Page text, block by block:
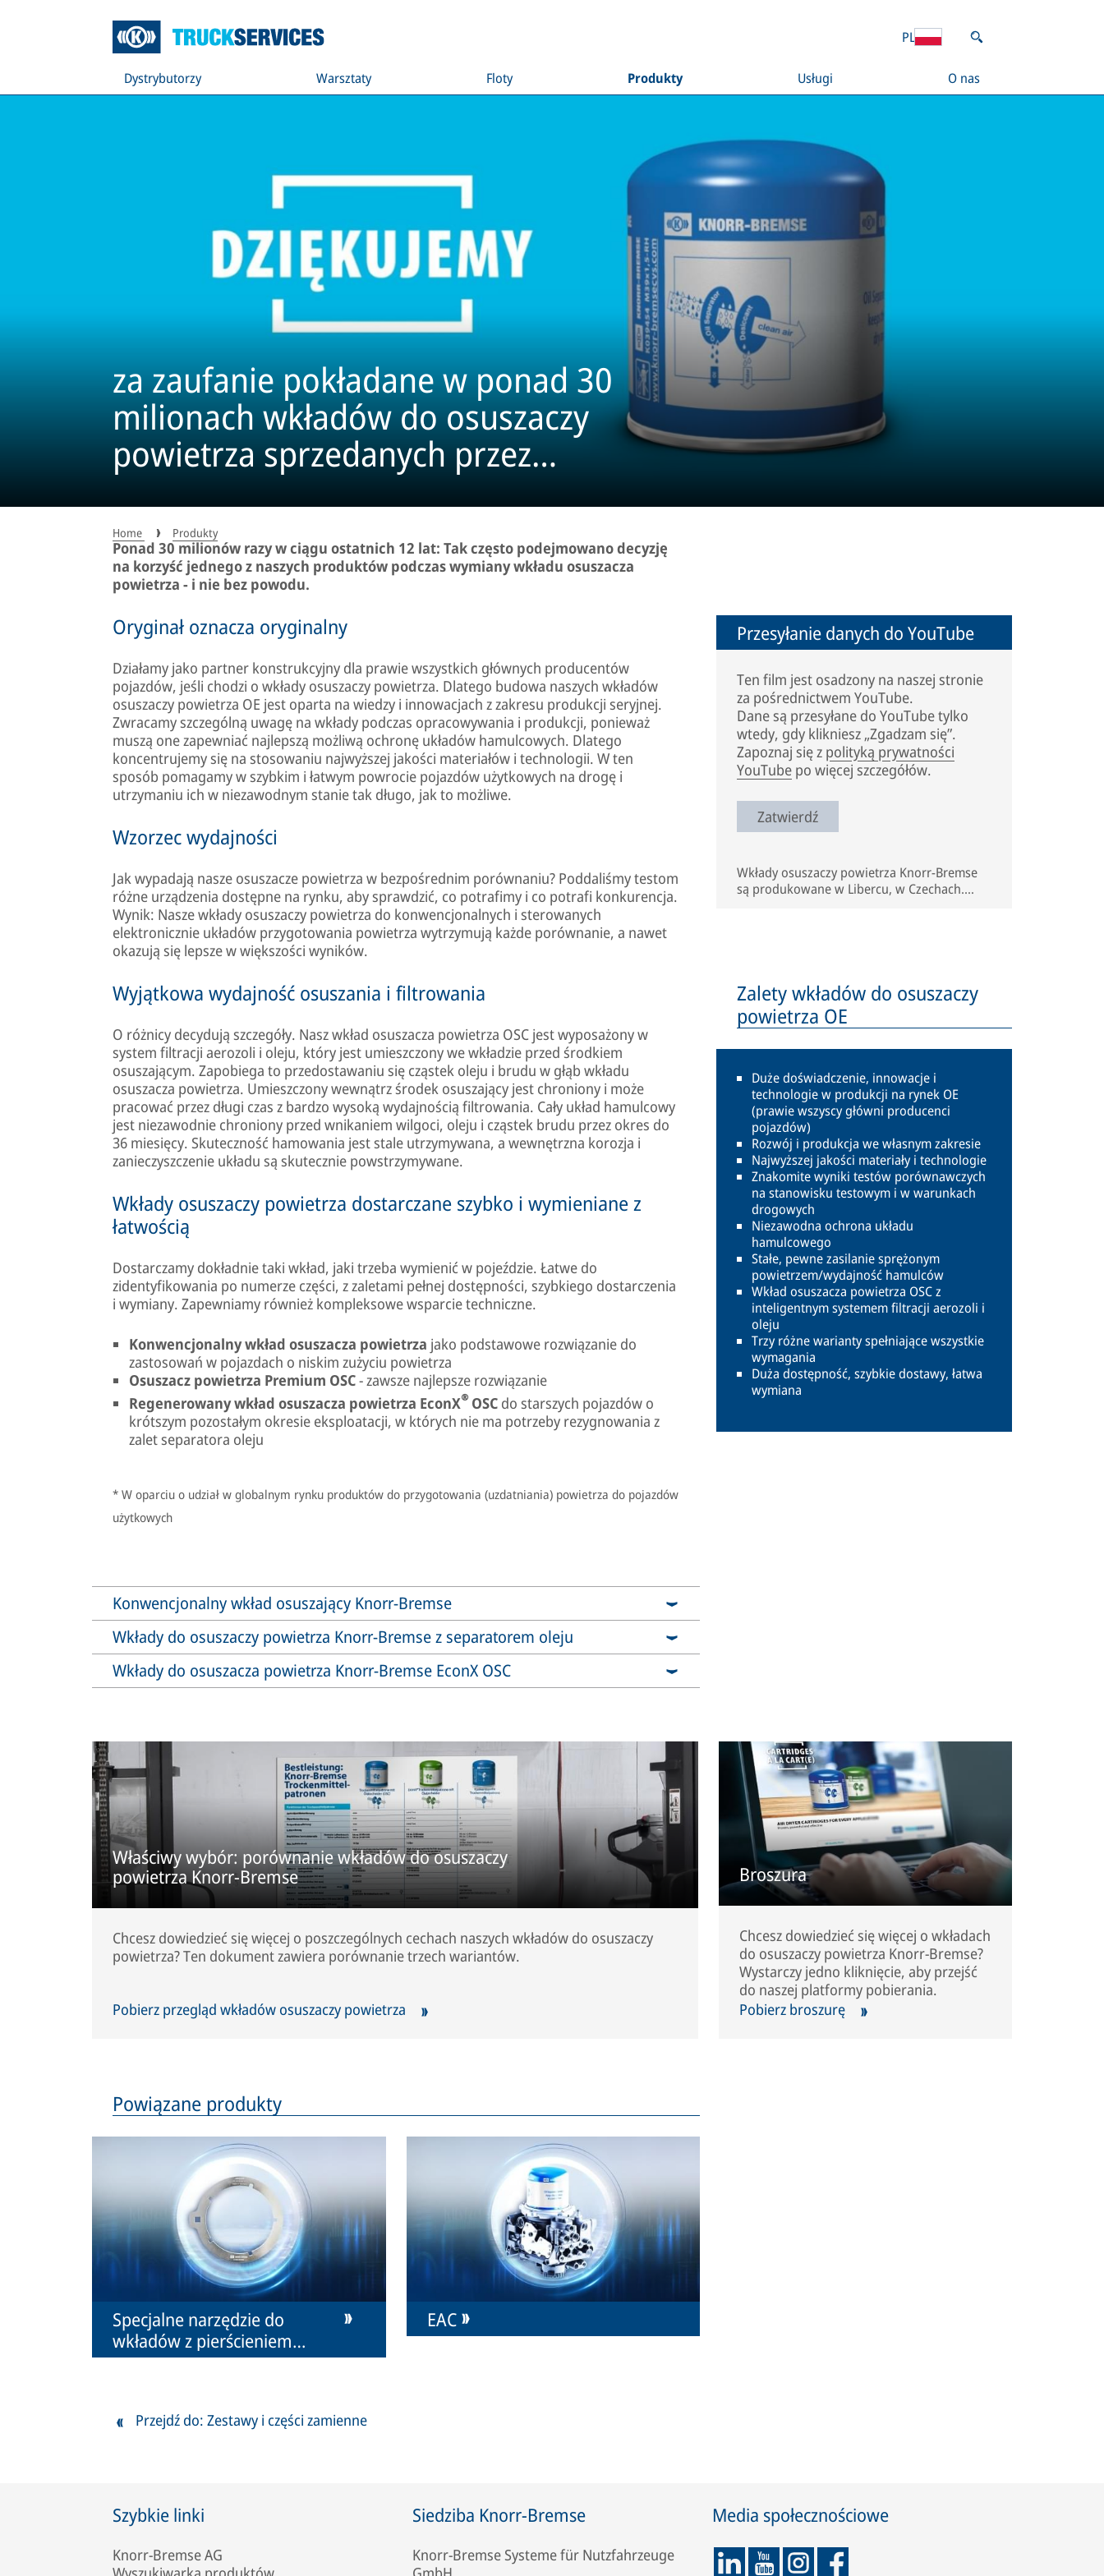
Dystrybutorzy Warsztaty Floty Produkty Usługi O nas
PL
za zaufanie pokładane w ponad 30
milionach wkładów do osuszaczy
powietrza sprzedanych przez
światowego lidera na rynku
oryginalnych części*
Home Produkty
Ponad 30 milionów razy w ciągu ostatnich 12 lat: Tak często podejmowano decyzję
na korzyść jednego z naszych produktów podczas wymiany wkładu osuszacza
powietrza - i nie bez powodu.
Oryginał oznacza oryginalny
Działamy jako partner konstrukcyjny dla prawie wszystkich głównych producentów
pojazdów, jeśli chodzi o wkłady osuszaczy powietrza. Dlatego budowa naszych wkładów
osuszaczy powietrza OE jest oparta na wiedzy i innowacjach z zakresu produkcji seryjnej.
Zwracamy szczególną uwagę na wkłady podczas opracowywania i produkcji, ponieważ
muszą one zapewniać najlepszą możliwą ochronę układów hamulcowych. Dlatego
koncentrujemy się na stosowaniu najwyższej jakości materiałów i technologii. W ten
sposób pomagamy w szybkim i łatwym powrocie pojazdów użytkowych na drogę i
utrzymaniu ich w niezawodnym stanie tak długo, jak to możliwe.
Wzorzec wydajności
Jak wypadają nasze osuszacze powietrza w bezpośrednim porównaniu? Poddaliśmy testom
różne urządzenia dostępne na rynku, aby sprawdzić, co potrafimy i co potrafi konkurencja.
Wynik: Nasze wkłady osuszaczy powietrza do konwencjonalnych i sterowanych
elektronicznie układów przygotowania powietrza wytrzymują każde porównanie, a nawet
okazują się lepsze w większości wyników.
Przesyłanie danych do YouTube
Ten film jest osadzony na naszej stronie
za pośrednictwem YouTube.
Dane są przesyłane do YouTube tylko
wtedy, gdy klikniesz „Zgadzam się”.
Zapoznaj się z polityką prywatności
YouTube po więcej szczegółów.
Zatwierdź
Wkłady osuszaczy powietrza Knorr-Bremse
są produkowane w Libercu, w Czechach.
Wyjątkowa wydajność osuszania i filtrowania
O różnicy decydują szczegóły. Nasz wkład osuszacza powietrza OSC jest wyposażony w
system filtracji aerozoli i oleju, który jest umieszczony we wkładzie przed środkiem
osuszającym. Zapobiega to przedostawaniu się cząstek oleju i brudu w głąb wkładu
osuszacza powietrza. Umieszczony wewnątrz środek osuszający jest chroniony i może
pracować przez długi czas z bardzo wysoką wydajnością filtrowania. Cały układ hamulcowy
jest niezawodnie chroniony przed wnikaniem wilgoci, oleju i cząstek brudu przez okres do
36 miesięcy. Skuteczność hamowania jest stale utrzymywana, a wewnętrzna korozja i
zanieczyszczenie układu są skutecznie powstrzymywane.
Wkłady osuszaczy powietrza dostarczane szybko i wymieniane z
łatwością
Dostarczamy dokładnie taki wkład, jaki trzeba wymienić w pojeździe. Łatwe do
zidentyfikowania po numerze części, z zaletami pełnej dostępności, szybkiego dostarczenia
i wymiany. Zapewniamy również kompleksowe wsparcie techniczne.
Konwencjonalny wkład osuszacza powietrza jako podstawowe rozwiązanie do
zastosowań w pojazdach o niskim zużyciu powietrza
Osuszacz powietrza Premium OSC- zawsze najlepsze rozwiązanie
Regenerowany wkład osuszacza powietrza EconX® OSC do starszych pojazdów o
krótszym pozostałym okresie eksploatacji, w których nie ma potrzeby rezygnowania z
zalet separatora oleju
Zalety wkładów do osuszaczy
powietrza OE
Duże doświadczenie, innowacje i
technologie w produkcji na rynek OE
(prawie wszyscy główni producenci
pojazdów)
Rozwój i produkcja we własnym zakresie
Najwyższej jakości materiały i technologie
Znakomite wyniki testów porównawczych
na stanowisku testowym i w warunkach
drogowych
Niezawodna ochrona układu
hamulcowego
Stałe, pewne zasilanie sprężonym
powietrzem/wydajność hamulców
Wkład osuszacza powietrza OSC z
inteligentnym systemem filtracji aerozoli i
oleju
Trzy różne warianty spełniające wszystkie
wymagania
Duża dostępność, szybkie dostawy, łatwa
wymiana
* W oparciu o udział w globalnym rynku produktów do przygotowania (uzdatniania) powietrza do pojazdów
użytkowych
Konwencjonalny wkład osuszający Knorr-Bremse
Wkłady do osuszaczy powietrza Knorr-Bremse z separatorem oleju
Wkłady do osuszacza powietrza Knorr-Bremse EconX OSC
Właściwy wybór: porównanie wkładów do osuszaczy
powietrza Knorr-Bremse
Chcesz dowiedzieć się więcej o poszczególnych cechach naszych wkładów do osuszaczy
powietrza? Ten dokument zawiera porównanie trzech wariantów.
Pobierz przegląd wkładów osuszaczy powietrza
Broszura
Chcesz dowiedzieć się więcej o wkładach
do osuszaczy powietrza Knorr-Bremse?
Wystarczy jedno kliknięcie, aby przejść
do naszej platformy pobierania.
Pobierz broszurę
Powiązane produkty
Specjalne narzędzie do
wkładów z pierścieniem
bagnetowym
EAC
Przejdź do: Zestawy i części zamienne
Szybkie linki
Knorr-Bremse AG
Siedziba Knorr-Bremse
Knorr-Bremse Systeme für Nutzfahrzeuge
Media społecznościowe